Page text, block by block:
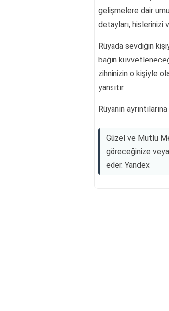
gelişmelere dair
detayları, hislerinizi
Rüyada sevdiğin
bağın
zihninizin o kişiyle
yansıtır.
Rüyanın
Güzel ve Mutlu
göreceğinize
eder. Yandex